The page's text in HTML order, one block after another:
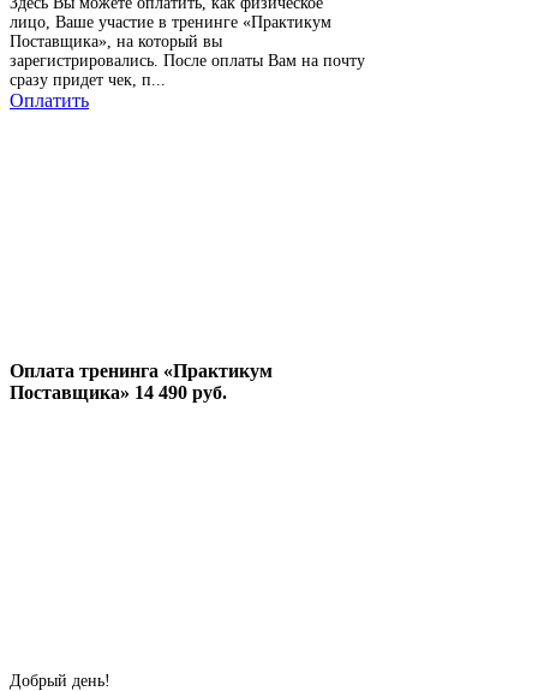
лицо, Ваше участие в тренинге «Практикум
Поставщика», на который вы
зарегистрировались. После оплаты Вам на почту
сразу придет чек, п...
Оплатить
Оплата тренинга «Практикум
Поставщика» 14 490 руб.
Добрый день!